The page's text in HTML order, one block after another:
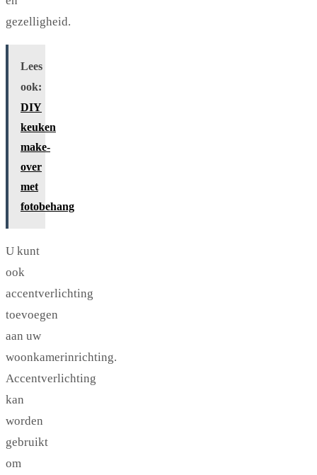
gezelligheid.
Lees
ook:
DIY
keuken
make-
over
met
fotobehang
U kunt
ook
accentverlichting
toevoegen
aan uw
woonkamerinrichting.
Accentverlichting
kan
worden
gebruikt
om